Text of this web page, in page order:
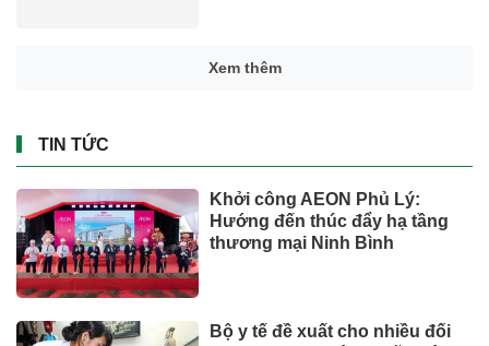
Xem thêm
TIN TỨC
Khởi công AEON Phủ Lý:
Hướng đến thúc đẩy hạ tầng
thương mại Ninh Bình
Bộ y tế đề xuất cho nhiều đối